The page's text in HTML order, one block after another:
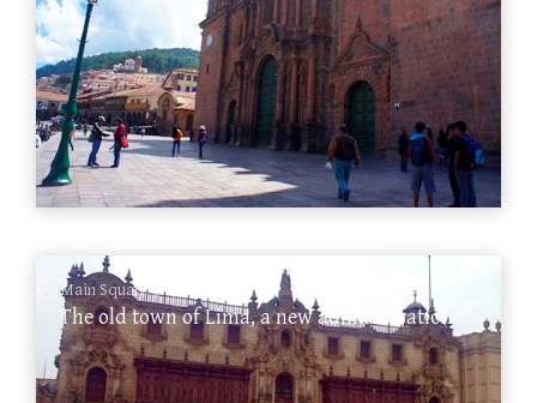
Main Square of Lima
The old town of Lima, a new administration